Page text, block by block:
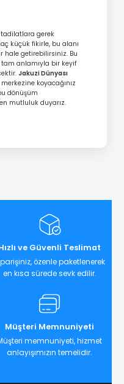
gerek
küçük fikirle, bu alanı
hale getirebilirsiniz. Bu
anlamıyla bir keyif
Jakuzi Dünyası
koyacağınız
dönüşüm
mutluluk duyarız.
ve Güvenli Teslimat
özenle paketlenerek
en kısa sürede sevk edilir.
Müşteri Memnuniyeti
memnuniyeti, hizmet
anlayışımızın temelidir.